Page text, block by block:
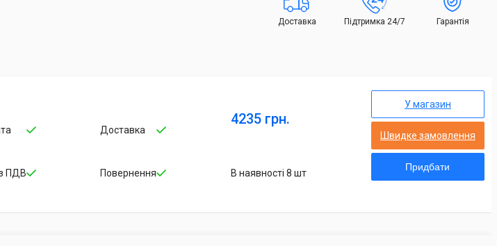
Доставка Підтримка 24/7 Гарантія
ПДВ
Доставка
Повернення
4235 грн.
В наявності 8 шт
У магазин
Швидке замовлення
Придбати